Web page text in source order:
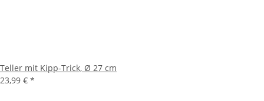
Teller mit Kipp-Trick, Ø 27 cm
23,99 € *